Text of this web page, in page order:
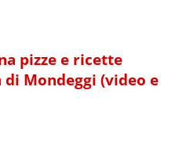
pizze e ricette
Mondeggi (video e